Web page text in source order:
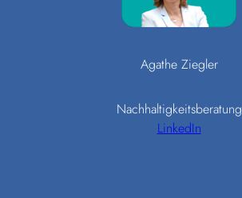
Agathe Ziegler
Nachhaltigkeitsberatung
LinkedIn